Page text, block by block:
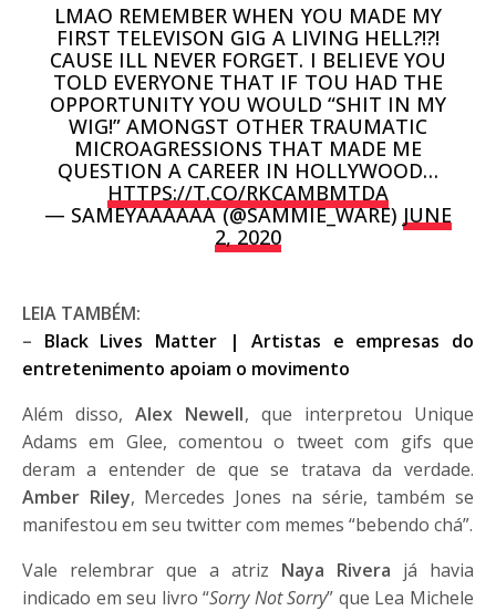
LMAO REMEMBER WHEN YOU MADE MY
FIRST TELEVISON GIG A LIVING HELL?!?!
CAUSE ILL NEVER FORGET. I BELIEVE YOU
TOLD EVERYONE THAT IF TOU HAD THE
OPPORTUNITY YOU WOULD “SHIT IN MY
WIG!” AMONGST OTHER TRAUMATIC
MICROAGRESSIONS THAT MADE ME
QUESTION A CAREER IN HOLLYWOOD…
HTTPS://T.CO/RKCAMBMTDA
— SAMEYAAAAAA (@SAMMIE_WARE) JUNE
2, 2020
LEIA TAMBÉM:
– Black Lives Matter | Artistas e empresas do
entretenimento apoiam o movimento
Além disso,Alex Newell, que interpretou Unique
Adams em Glee, comentou o tweet com gifs que
deram a entender de que se tratava da verdade.
Amber Riley, Mercedes Jones na série, também se
manifestou em seu twitter com memes “bebendo chá”.
Vale relembrar que a atriz Naya Rivera já havia
indicado em seu livro “Sorry Not Sorry” que Lea Michele